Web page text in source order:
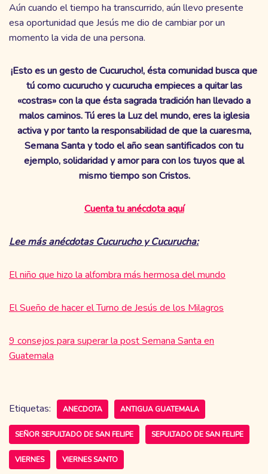
Aún cuando el tiempo ha transcurrido, aún llevo presente
esa oportunidad que Jesús me dio de cambiar por un
momento la vida de una persona.
¡Esto es un gesto de Cucurucho!, ésta comunidad busca que
tú como cucurucho y cucurucha empieces a quitar las
«costras» con la que ésta sagrada tradición han llevado a
malos caminos. Tú eres la Luz del mundo, eres la iglesia
activa y por tanto la responsabilidad de que la cuaresma,
Semana Santa y todo el año sean santificados con tu
ejemplo, solidaridad y amor para con los tuyos que al
mismo tiempo son Cristos.
Cuenta tu anécdota aquí
Lee más anécdotas Cucurucho y Cucurucha:
El niño que hizo la alfombra más hermosa del mundo
El Sueño de hacer el Turno de Jesús de los Milagros
9 consejos para superar la post Semana Santa en
Guatemala
Etiquetas: ANECDOTA ANTIGUA GUATEMALA
SEÑOR SEPULTADO DE SAN FELIPE SEPULTADO DE SAN FELIPE
VIERNES VIERNES SANTO